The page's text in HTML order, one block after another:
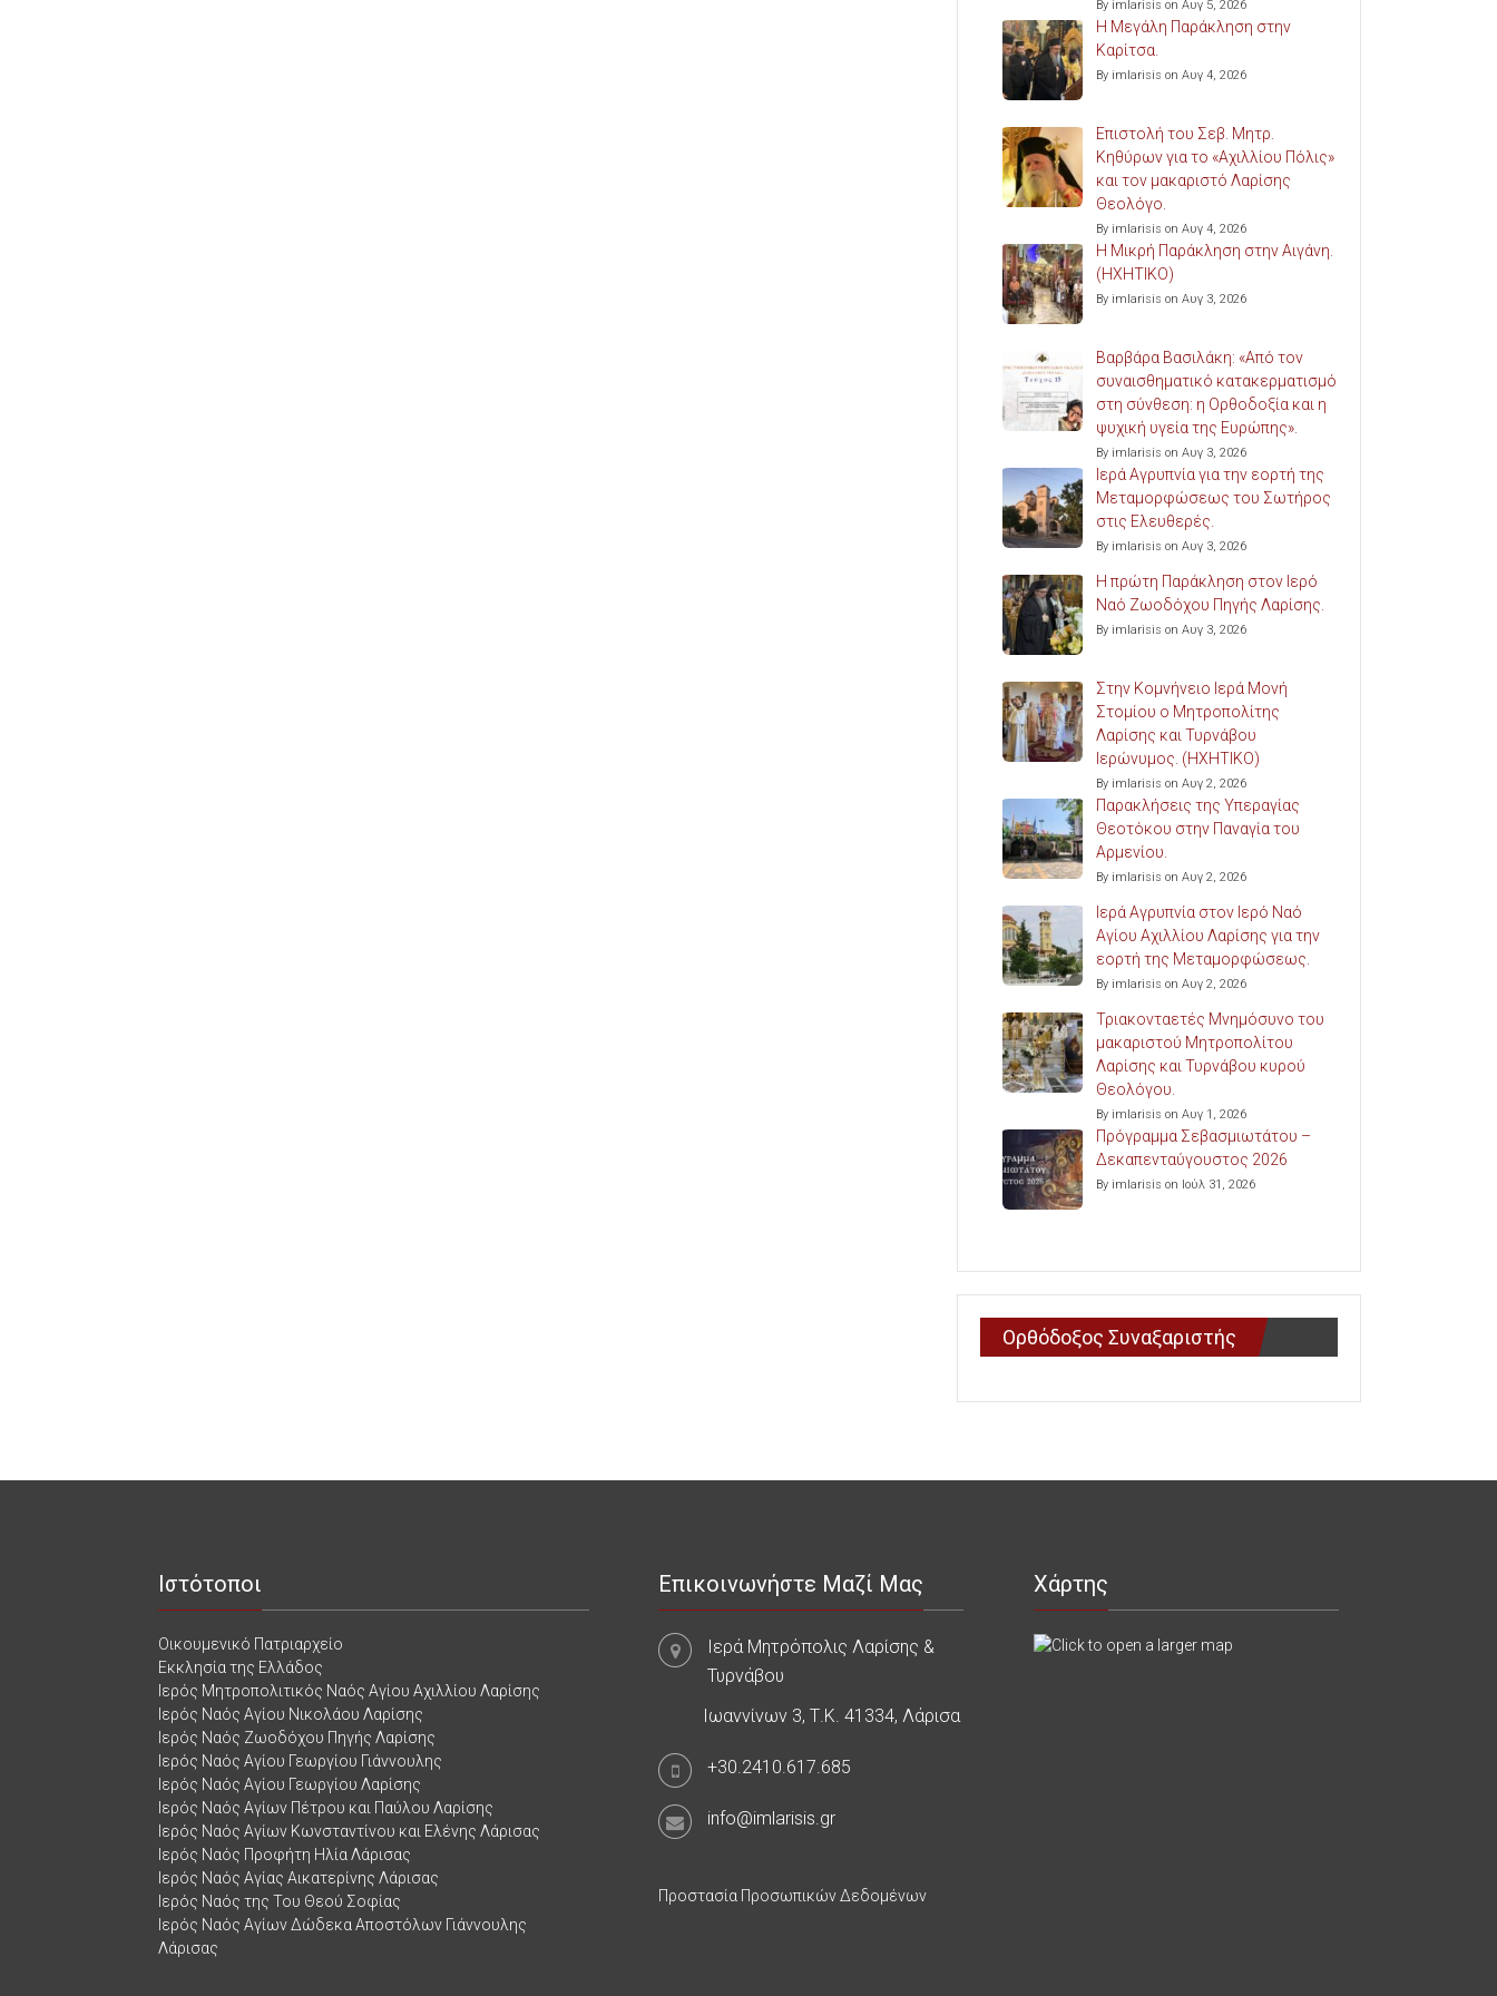
By imlarisis on Αυγ 5, 2026
Η Μεγάλη Παράκληση στην
Καρίτσα.
By imlarisis on Αυγ 4, 2026
Επιστολή του Σεβ. Μητρ.
Κηθύρων για το «Αχιλλίου Πόλις»
και τον μακαριστό Λαρίσης
Θεολόγο.
By imlarisis on Αυγ 4, 2026
Η Μικρή Παράκληση στην Αιγάνη.
(ΗΧΗΤΙΚΟ)
By imlarisis on Αυγ 3, 2026
Βαρβάρα Βασιλάκη: «Από τον
συναισθηματικό κατακερματισμό
στη σύνθεση: η Ορθοδοξία και η
ψυχική υγεία της Ευρώπης».
By imlarisis on Αυγ 3, 2026
Ιερά Αγρυπνία για την εορτή της
Μεταμορφώσεως του Σωτήρος
στις Ελευθερές.
By imlarisis on Αυγ 3, 2026
Η πρώτη Παράκληση στον Ιερό
Ναό Ζωοδόχου Πηγής Λαρίσης.
By imlarisis on Αυγ 3, 2026
Στην Κομνήνειο Ιερά Μονή
Στομίου ο Μητροπολίτης
Λαρίσης και Τυρνάβου
Ιερώνυμος. (ΗΧΗΤΙΚΟ)
By imlarisis on Αυγ 2, 2026
Παρακλήσεις της Υπεραγίας
Θεοτόκου στην Παναγία του
Αρμενίου.
By imlarisis on Αυγ 2, 2026
Ιερά Αγρυπνία στον Ιερό Ναό
Αγίου Αχιλλίου Λαρίσης για την
εορτή της Μεταμορφώσεως.
By imlarisis on Αυγ 2, 2026
Τριακονταετές Μνημόσυνο του
μακαριστού Μητροπολίτου
Λαρίσης και Τυρνάβου κυρού
Θεολόγου.
By imlarisis on Αυγ 1, 2026
Πρόγραμμα Σεβασμιωτάτου –
Δεκαπενταύγουστος 2026
By imlarisis on Ιούλ 31, 2026
Ορθόδοξος Συναξαριστής
Ιστότοποι
Οικουμενικό Πατριαρχείο
Εκκλησία της Ελλάδος
Ιερός Μητροπολιτικός Ναός Αγίου Αχιλλίου Λαρίσης
Ιερός Ναός Αγίου Νικολάου Λαρίσης
Ιερός Ναός Ζωοδόχου Πηγής Λαρίσης
Ιερός Ναός Αγίου Γεωργίου Γιάννουλης
Ιερός Ναός Αγίου Γεωργίου Λαρίσης
Ιερός Ναός Αγίων Πέτρου και Παύλου Λαρίσης
Ιερός Ναός Αγίων Κωνσταντίνου και Ελένης Λάρισας
Ιερός Ναός Προφήτη Ηλία Λάρισας
Ιερός Ναός Αγίας Αικατερίνης Λάρισας
Ιερός Ναός της Του Θεού Σοφίας
Ιερός Ναός Αγίων Δώδεκα Αποστόλων Γιάννουλης
Λάρισας
Επικοινωνήστε Μαζί Μας
Ιερά Μητρόπολις Λαρίσης &
Τυρνάβου
Ιωαννίνων 3, Τ.Κ. 41334, Λάρισα
+30.2410.617.685
info@imlarisis.gr
Προστασία Προσωπικών Δεδομένων
Χάρτης